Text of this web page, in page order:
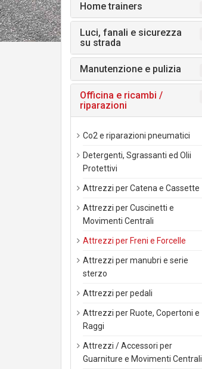
Home trainers
Luci, fanali e sicurezza
su strada
Manutenzione e pulizia
Officina e ricambi /
riparazioni
Co2 e riparazioni pneumatici
Detergenti, Sgrassanti ed Olii
Protettivi
Attrezzi per Catena e Cassette
Attrezzi per Cuscinetti e
Movimenti Centrali
Attrezzi per Freni e Forcelle
Attrezzi per manubri e serie
sterzo
Attrezzi per pedali
Attrezzi per Ruote, Copertoni e
Raggi
Attrezzi / Accessori per
Guarniture e Movimenti Centrali